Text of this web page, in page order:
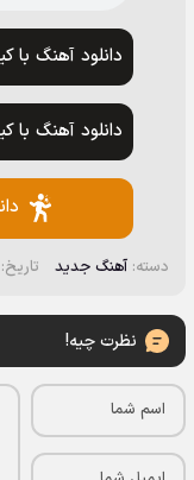
دانلود آهنگ با
دانلود آهنگ
دسته: آهنگ جدید تاریخ: ۲۸ آذر ۱۴۰۲
نظرت چیه!